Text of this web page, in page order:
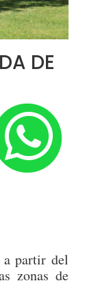
DE
a partir del
zonas de